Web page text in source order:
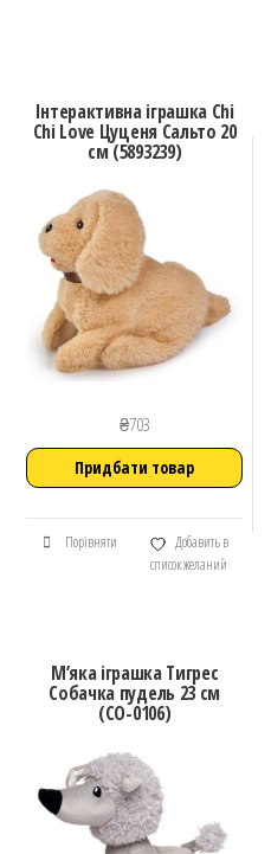
Інтерактивна іграшка Chi
Chi Love Цуценя Сальто 20
см (5893239)
₴703
Придбати товар
Порівняти
Добавить в
список желаний
М’яка іграшка Тигрес
Собачка пудель 23 см
(СО-0106)